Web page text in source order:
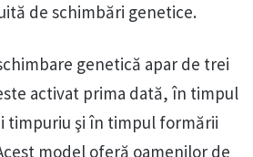
de schimbări genetice.
genetică apar de trei
activat prima dată, în timpul
timpuriu şi în timpul formării
model oferă oamenilor de